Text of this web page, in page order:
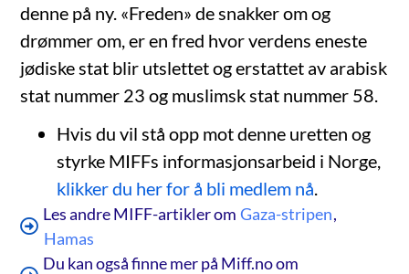
denne på ny. «Freden» de snakker om og
drømmer om, er en fred hvor verdens eneste
jødiske stat blir utslettet og erstattet av arabisk
stat nummer 23 og muslimsk stat nummer 58.
Hvis du vil stå opp mot denne uretten og
styrke MIFFs informasjonsarbeid i Norge,
klikker du her for å bli medlem nå
Les andre MIFF-artikler om Gaza-stripen,
Hamas
Du kan også finne mer på Miff.no om